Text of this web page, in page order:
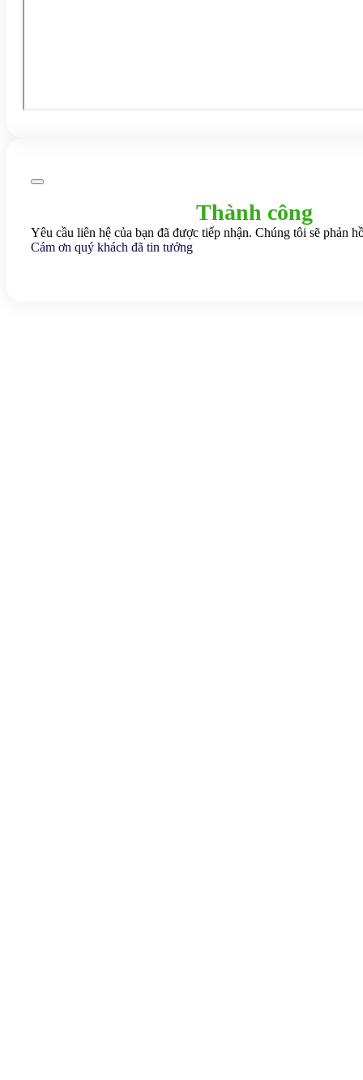
Thành công
Yêu cầu liên hệ của bạn đã được tiếp nhận. Chúng tôi sẽ phản
Cám ơn quý khách đã tin tưởng